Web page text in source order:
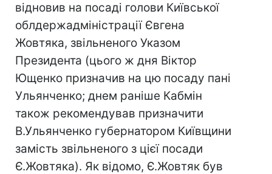
відновив на посаді голови Київської
облдержадміністрації Євгена
Жовтяка, звільненого Указом
Президента (цього ж дня Віктор
Ющенко призначив на цю посаду пані
Ульянченко; днем раніше Кабмін
також рекомендував призначити
В.Ульянченко губернатором Київщини
замість звільненого з цієї посади
Є.Жовтяка). Як відомо, Є.Жовтяк був